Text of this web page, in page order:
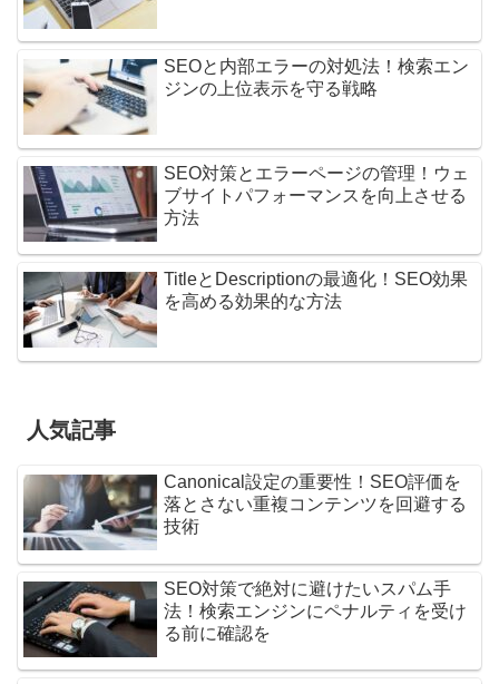
SEOと内部エラーの対処法！検索エン
ジンの上位表示を守る戦略
SEO対策とエラーページの管理！ウェ
ブサイトパフォーマンスを向上させる
方法
TitleとDescriptionの最適化！SEO効果
を高める効果的な方法
人気記事
Canonical設定の重要性！SEO評価を
落とさない重複コンテンツを回避する
技術
SEO対策で絶対に避けたいスパム手
法！検索エンジンにペナルティを受け
る前に確認を